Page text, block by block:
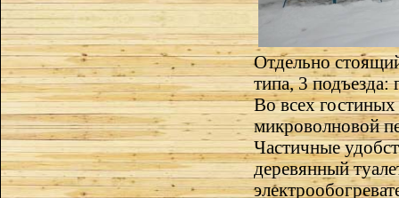
Отдельно
типа, 3
Во всех гостиных
микроволновой
Частичные
деревянный